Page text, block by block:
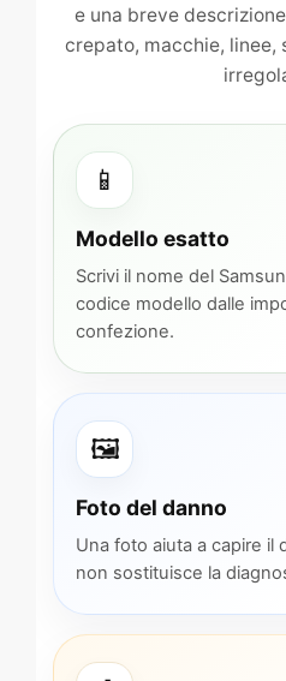
e una breve
crepato, macchie, linee,
📱
Modello esatto
Scrivi il nome del
codice modello dalle
confezione.
🖼️
Foto del danno
Una foto aiuta a capire il
non sostituisce la